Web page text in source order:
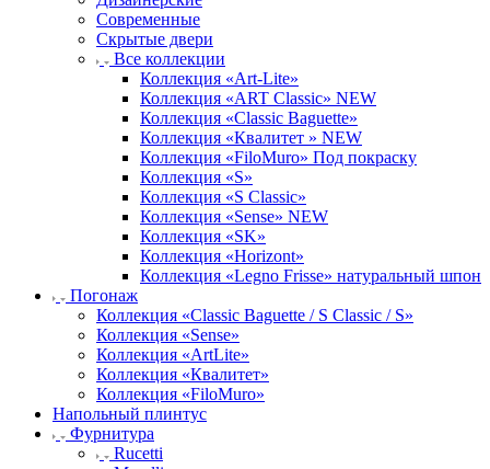
Современные
Скрытые двери
Все коллекции
Коллекция «Art-Lite»
Коллекция «ART Classic» NEW
Коллекция «Classic Baguette»
Коллекция «Квалитет » NEW
Коллекция «FiloMuro» Под покраску
Коллекция «S»
Коллекция «S Classic»
Коллекция «Sense» NEW
Коллекция «SK»
Коллекция «Horizont»
Коллекция «Legno Frisse» натуральный шпон
Погонаж
Коллекция «Classic Baguette / S Classic / S»
Коллекция «Sense»
Коллекция «ArtLite»
Коллекция «Квалитет»
Коллекция «FiloMuro»
Напольный плинтус
Фурнитура
Rucetti